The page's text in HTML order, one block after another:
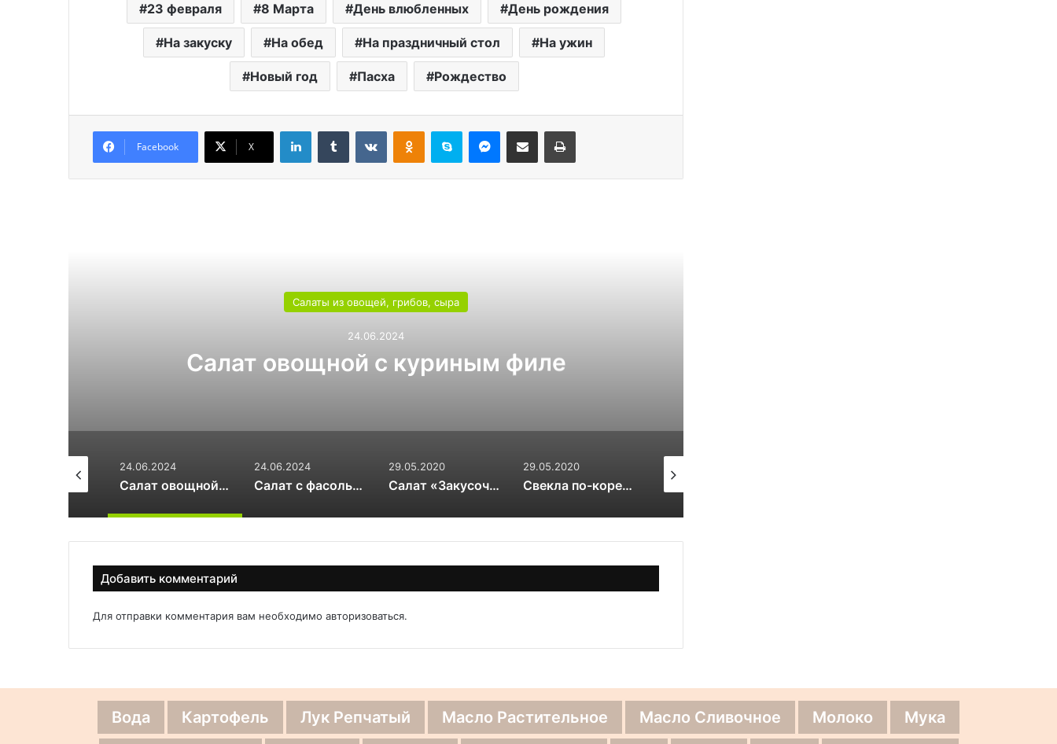
23 февраля 8 Марта День влюбленных День рождения
На закуску На обед На праздничный стол На ужин
Новый год Пасха Рождество
Facebook X
LinkedInTumblr ВконтактеОдноклассники
Skype Messenger
Поделиться через электронную почту Печатать
Салаты из овощей, грибов, сыра
24.06.2024
Салат овощной с куриным филе
24.06.2024
Салат овощной с куриным филе
24.06.2024
Салат с фасолью, грибами и курицей
29.05.2020
Салат «Закусочный»
29.05.2020
Свекла по-корейски
Добавить комментарий
Для отправки комментария вам необходимо авторизоваться.
Вода Картофель Лук Репчатый Масло Растительное Масло Сливочное Молоко Мука